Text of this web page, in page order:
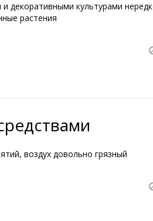
декоративными культурами
растения
воздух довольно грязный